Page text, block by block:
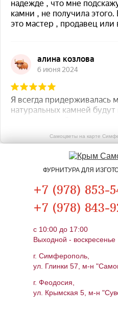
Самоцветы на карте
ФУРНИТУРА ДЛЯ
+7 (978) 853-
+7 (978) 843-
c 10:00 до 17:00
Выходной - воскресенье
г. Симферополь,
ул. Глинки 57, м-н
г. Феодосия,
ул. Крымская 5, м-н